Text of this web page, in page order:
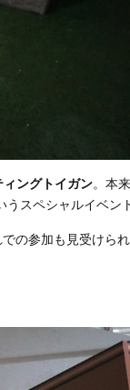
ングトイガン。本
うスペシャルイベン
の参加も見受けられ